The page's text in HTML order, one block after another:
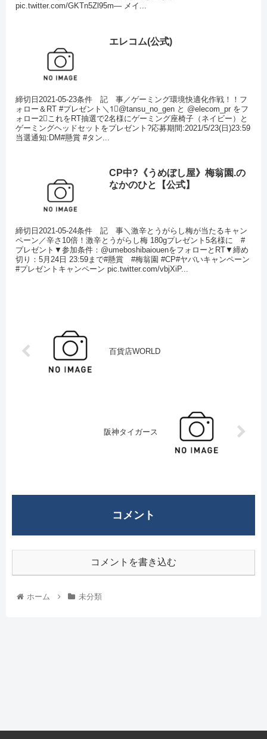
pic.twitter.com/GKTn5Zl95m— メイ...
エレコム(公式)
締切日2021-05-23条件 記 事／ゲーミング環境快適化作戦！！フ
ォロー＆RT #プレゼント＼1⃣@tansu_no_gen と @elecom_pr をフ
ォロー2⃣これをRT抽選で2名様にゲーミング座椅子（ネイビー）と
ゲーミングヘッドセットをプレゼント?応募期間:2021/5/23(日)23:59
当選通知:DM#懸賞 #タン...
CP中?《うめぼし屋》梅翁園.の
なかのひと【公式】
締切日2021-05-24条件 記 事＼激辛とうがらし梅が当たるキャン
ペーン／辛さ10倍！激辛とうがらし梅 180gプレゼント5名様に #
プレゼント▼参加条件：@umeboshibaiouenをフォローとRT▼締め
切り：5月24日 23:59まで#懸賞 #梅翁園 #CP#ヤバいキャンペーン
#プレゼントキャンペーン pic.twitter.com/vbjXiP...
百貨店WORLD
阪神タイガース
コメント
コメントを書き込む
ホーム 未分類